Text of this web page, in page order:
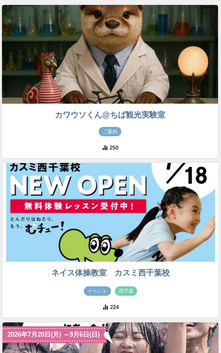
カワウソくん@ちば観光実験室
ご案内
250
ネイス体操教室 カスミ西千葉校
イベント 西千葉
224
2026年7月20日(月) ～9月6日(日)